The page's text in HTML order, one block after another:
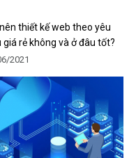
thiết kế web theo yêu
giá rẻ không và ở đâu tốt?
2021